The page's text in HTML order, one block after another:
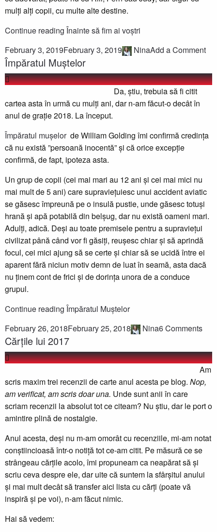
mulți alți copii, cu multe alte destine.
Continue reading Înainte să fim ai voștri
February 3, 2019February 3, 2019 NinaAdd a Comment
Împăratul Muștelor
Da, știu, trebuia să fi citit
cartea asta în urmă cu mulți ani, dar n-am făcut-o decât în
anul de grație 2018. La început.
Împăratul mușelor de William Golding îmi confirmă credința
că nu există ”persoană inocentă” și că orice excepție
confirmă, de fapt, ipoteza asta.
Un grup de copii (cei mai mari au 12 ani și cei mai mici nu
mai mult de 5 ani) care supraviețuiesc unui accident aviatic
se găsesc împreună pe o insulă pustie, unde găsesc totuși
hrană și apă potabilă din belșug, dar nu există oameni mari.
Adulți, adică. Deși au toate premisele pentru a supraviețui
civilizat până când vor fi găsiți, reușesc chiar și să aprindă
focul, cei mici ajung să se certe și chiar să se ucidă între ei
aparent fără niciun motiv demn de luat în seamă, asta dacă
nu ținem cont de frici și de dorința unora de a conduce
grupul.
Continue reading Împăratul Muștelor
February 26, 2018February 25, 2018 Nina6 Comments
Cărțile lui 2017
Am
scris maxim trei recenzii de carte anul acesta pe blog. Nop,
am verificat, am scris doar una. Unde sunt anii în care
scriam recenzii la absolut tot ce citeam? Nu știu, dar le port o
amintire plină de nostalgie.
Anul acesta, deși nu m-am omorât cu recenziile, mi-am notat
conștiincioasă într-o notiță tot ce-am citit. Pe măsură ce se
strângeau cărțile acolo, îmi propuneam ca neapărat să și
scriu ceva despre ele, dar uite că suntem la sfârșitul anului
și mai mult decât să transfer aici lista cu cărți (poate vă
inspiră și pe voi), n-am făcut nimic.
Hai să vedem: